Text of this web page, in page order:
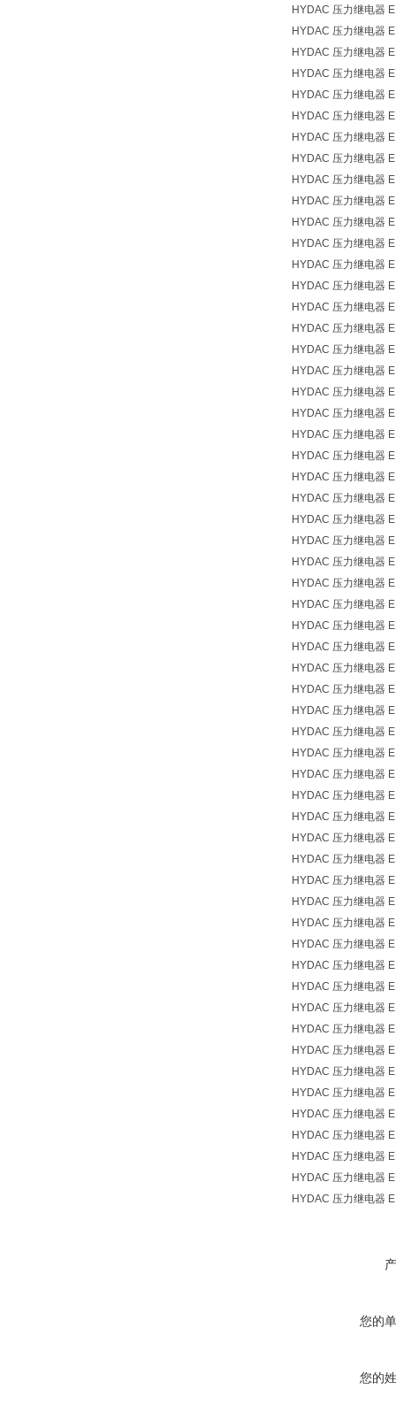
HYDAC 压力继电器
HYDAC 压力继电器
HYDAC 压力继电器
HYDAC 压力继电器
HYDAC 压力继电器
HYDAC 压力继电器
HYDAC 压力继电器
HYDAC 压力继电器
HYDAC 压力继电器
HYDAC 压力继电器
HYDAC 压力继电器
HYDAC 压力继电器
HYDAC 压力继电器
HYDAC 压力继电器
HYDAC 压力继电器
HYDAC 压力继电器
HYDAC 压力继电器
HYDAC 压力继电器
HYDAC 压力继电器
HYDAC 压力继电器
HYDAC 压力继电器
HYDAC 压力继电器
HYDAC 压力继电器
HYDAC 压力继电器
HYDAC 压力继电器
HYDAC 压力继电器
HYDAC 压力继电器
HYDAC 压力继电器
HYDAC 压力继电器
HYDAC 压力继电器
HYDAC 压力继电器
HYDAC 压力继电器
HYDAC 压力继电器
HYDAC 压力继电器
HYDAC 压力继电器
HYDAC 压力继电器
HYDAC 压力继电器
HYDAC 压力继电器
HYDAC 压力继电器
HYDAC 压力继电器
HYDAC 压力继电器
HYDAC 压力继电器
HYDAC 压力继电器
HYDAC 压力继电器
HYDAC 压力继电器
HYDAC 压力继电器
HYDAC 压力继电器
HYDAC 压力继电器
HYDAC 压力继电器
HYDAC 压力继电器
HYDAC 压力继电器
HYDAC 压力继电器
HYDAC 压力继电器
HYDAC 压力继电器
HYDAC 压力继电器
HYDAC 压力继电器
HYDAC 压力继电器
您的
您的